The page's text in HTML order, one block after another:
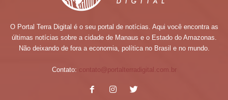
O Portal Terra Digital é o seu portal de notícias. Aqui você encontra as
últimas notícias sobre a cidade de Manaus e o Estado do Amazonas.
Não deixando de fora a economia, política no Brasil e no mundo.
Contato: contato@portalterradigital.com.br